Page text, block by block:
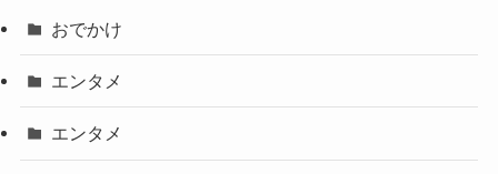
おでかけ
エンタメ
エンタメ